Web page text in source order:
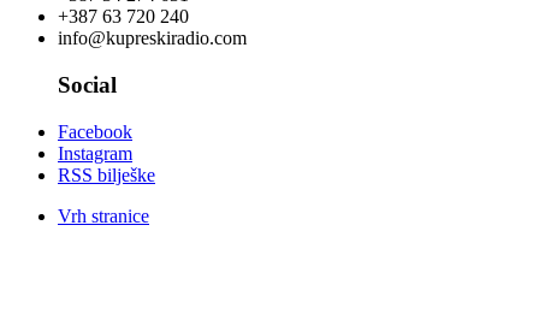
+387 63 720 240
info@kupreskiradio.com
Social
Facebook
Instagram
RSS bilješke
Vrh stranice